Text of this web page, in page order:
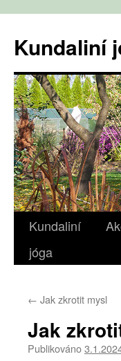
obsahu
webu
Kundaliní
Kundaliní
jóga
← Jak zkrotit mysl
Jak
Publikováno